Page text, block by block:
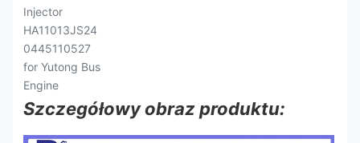
Szczegółowy obraz produktu: